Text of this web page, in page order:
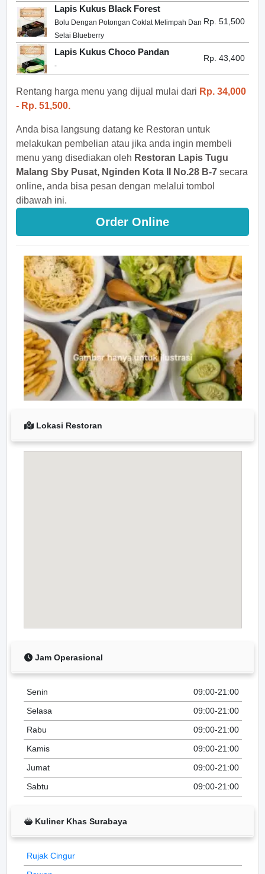
Lapis Kukus Black Forest
Bolu Dengan Potongan Coklat Melimpah Dan
Selai Blueberry
Rp. 51,500
Lapis Kukus Choco Pandan
-
Rp. 43,400
Rentang harga menu yang dijual mulai dari Rp. 34,000
- Rp. 51,500.
Anda bisa langsung datang ke Restoran untuk
melakukan pembelian atau jika anda ingin membeli
menu yang disediakan oleh Restoran Lapis Tugu
Malang Sby Pusat, Nginden Kota II No.28 B-7 secara
online, anda bisa pesan dengan melalui tombol
dibawah ini.
Order Online
Lokasi Restoran
Jam Operasional
Senin
09:00-21:00
Selasa
09:00-21:00
Rabu
09:00-21:00
Kamis
09:00-21:00
Jumat
09:00-21:00
Sabtu
09:00-21:00
Kuliner Khas Surabaya
Rujak Cingur